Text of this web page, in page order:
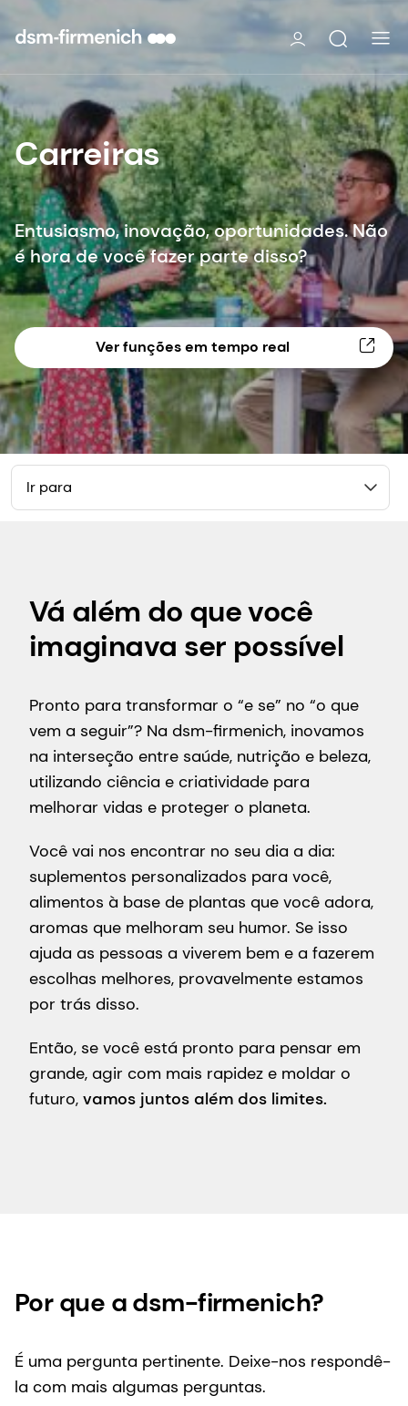
Carreiras
Entusiasmo, inovação, oportunidades. Não
é hora de você fazer parte disso?
Ver funções em tempo real
Ir para
Vá além do que você
imaginava ser possível
Pronto para transformar o “e se” no “o que
vem a seguir”? Na dsm-firmenich, inovamos
na interseção entre saúde, nutrição e beleza,
utilizando ciência e criatividade para
melhorar vidas e proteger o planeta.
Você vai nos encontrar no seu dia a dia:
suplementos personalizados para você,
alimentos à base de plantas que você adora,
aromas que melhoram seu humor. Se isso
ajuda as pessoas a viverem bem e a fazerem
escolhas melhores, provavelmente estamos
por trás disso.
Então, se você está pronto para pensar em
grande, agir com mais rapidez e moldar o
futuro, vamos juntos além dos limites.
Por que a dsm-firmenich?
É uma pergunta pertinente. Deixe-nos respondê-
la com mais algumas perguntas.